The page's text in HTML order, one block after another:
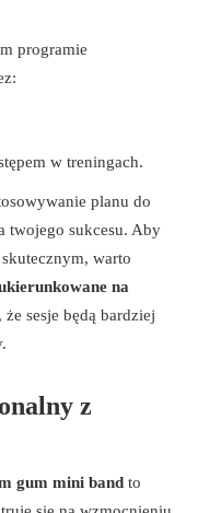
programie
w treningach.
planu do
twojego sukcesu. Aby
warto
na
że sesje będą bardziej
z
gum mini band to